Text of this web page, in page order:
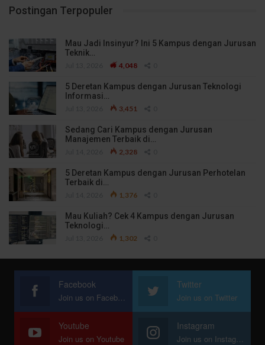
Postingan Terpopuler
Mau Jadi Insinyur? Ini 5 Kampus dengan Jurusan
Teknik…
4,048
5 Deretan Kampus dengan Jurusan Teknologi
Informasi…
3,451
Sedang Cari Kampus dengan Jurusan
Manajemen Terbaik di…
2,328
5 Deretan Kampus dengan Jurusan Perhotelan
Terbaik di…
1,376
Mau Kuliah? Cek 4 Kampus dengan Jurusan
Teknologi…
1,302
Facebook
Join us on Facebook
Twitter
Join us on Twitter
Youtube
Join us on Youtube
Instagram
Join us on Instagram